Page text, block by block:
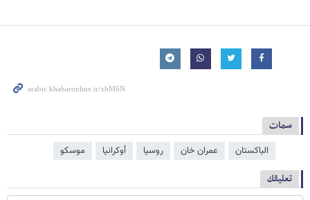
سمات
الباکستان عمران خان روسیا أوكرانيا موسكو
تعليقك